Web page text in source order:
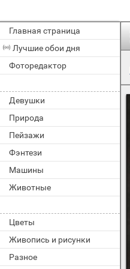
Главная страница
Лучшие обои дня
Фоторедактор
Девушки
Природа
Пейзажи
Фэнтези
Машины
Животные
Цветы
Живопись и рисунки
Разное